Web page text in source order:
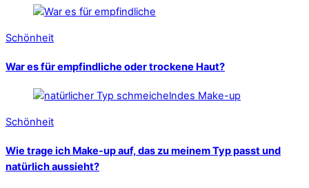
Schönheit
War es für empfindliche oder trockene Haut?
Schönheit
Wie trage ich Make-up auf, das zu meinem Typ passt und
natürlich aussieht?